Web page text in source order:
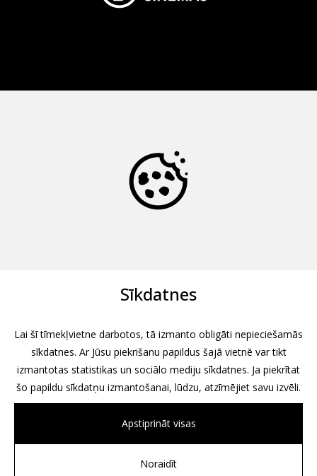
Sīkdatnes
Lai šī tīmekļvietne darbotos, tā izmanto obligāti nepieciešamās
sīkdatnes. Ar Jūsu piekrišanu papildus šajā vietnē var tikt
izmantotas statistikas un sociālo mediju sīkdatnes. Ja piekrītat
šo papildu sīkdatņu izmantošanai, lūdzu, atzīmējiet savu izvēli.
Apstiprināt visas
Noraidīt